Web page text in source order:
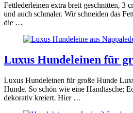
Fettlederleinen extra breit geschnitten, 3
und auch schmaler. Wir schneiden das
die …
Luxus Hundeleinen für
Luxus Hundeleinen für große Hunde
Hunde. So schön wie eine Handtasche;
dekorativ kreiert. Hier …